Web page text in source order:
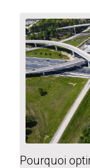
Exemple
Pourquoi